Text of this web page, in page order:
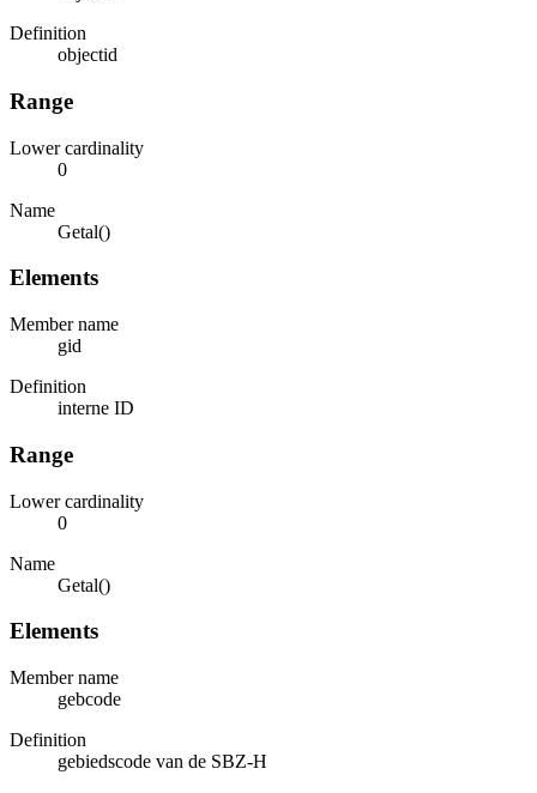
Definition
objectid
Range
Lower cardinality
0
Name
Getal()
Elements
Member name
gid
Definition
interne ID
Range
Lower cardinality
0
Name
Getal()
Elements
Member name
gebcode
Definition
gebiedscode van de SBZ-H